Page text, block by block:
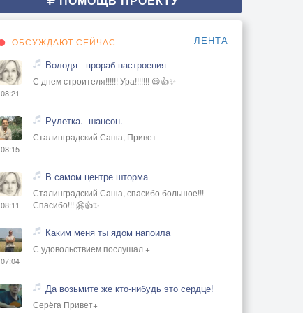
ОБСУЖДАЮТ СЕЙЧАС ЛЕНТА
08:21
Володя - прораб настроения
С днем строителя!!!!!! Ура!!!!!!! 😃👍✨
08:15
Рулетка.- шансон.
Сталинградский Саша, Привет
08:11
В самом центре шторма
Сталинградский Саша, спасибо большое!!!
Спасибо!!! 🤗👍✨
07:04
Каким меня ты ядом напоила
С удовольствием послушал +
Да возьмите же кто-нибудь это сердце!
Серёга Привет+